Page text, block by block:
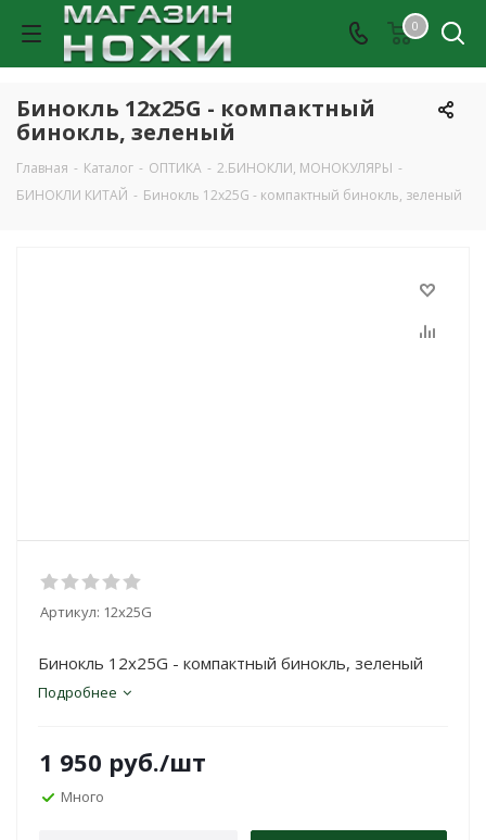
0
Бинокль 12x25G - компактный
бинокль, зеленый
Главная - Каталог - ОПТИКА - 2.БИНОКЛИ, МОНОКУЛЯРЫ -
БИНОКЛИ КИТАЙ - Бинокль 12x25G - компактный бинокль, зеленый
Артикул: 12x25G
Бинокль 12x25G - компактный бинокль, зеленый
Подробнее
1 950 руб./шт
Много